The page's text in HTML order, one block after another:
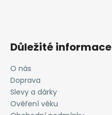
Důležité informace
O nás
Doprava
Slevy a dárky
Ověření věku